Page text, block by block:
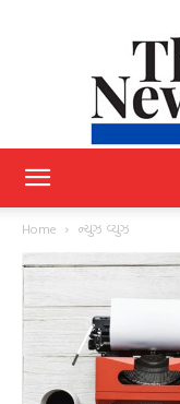
Home ન્યુઝ વ્યુઝ